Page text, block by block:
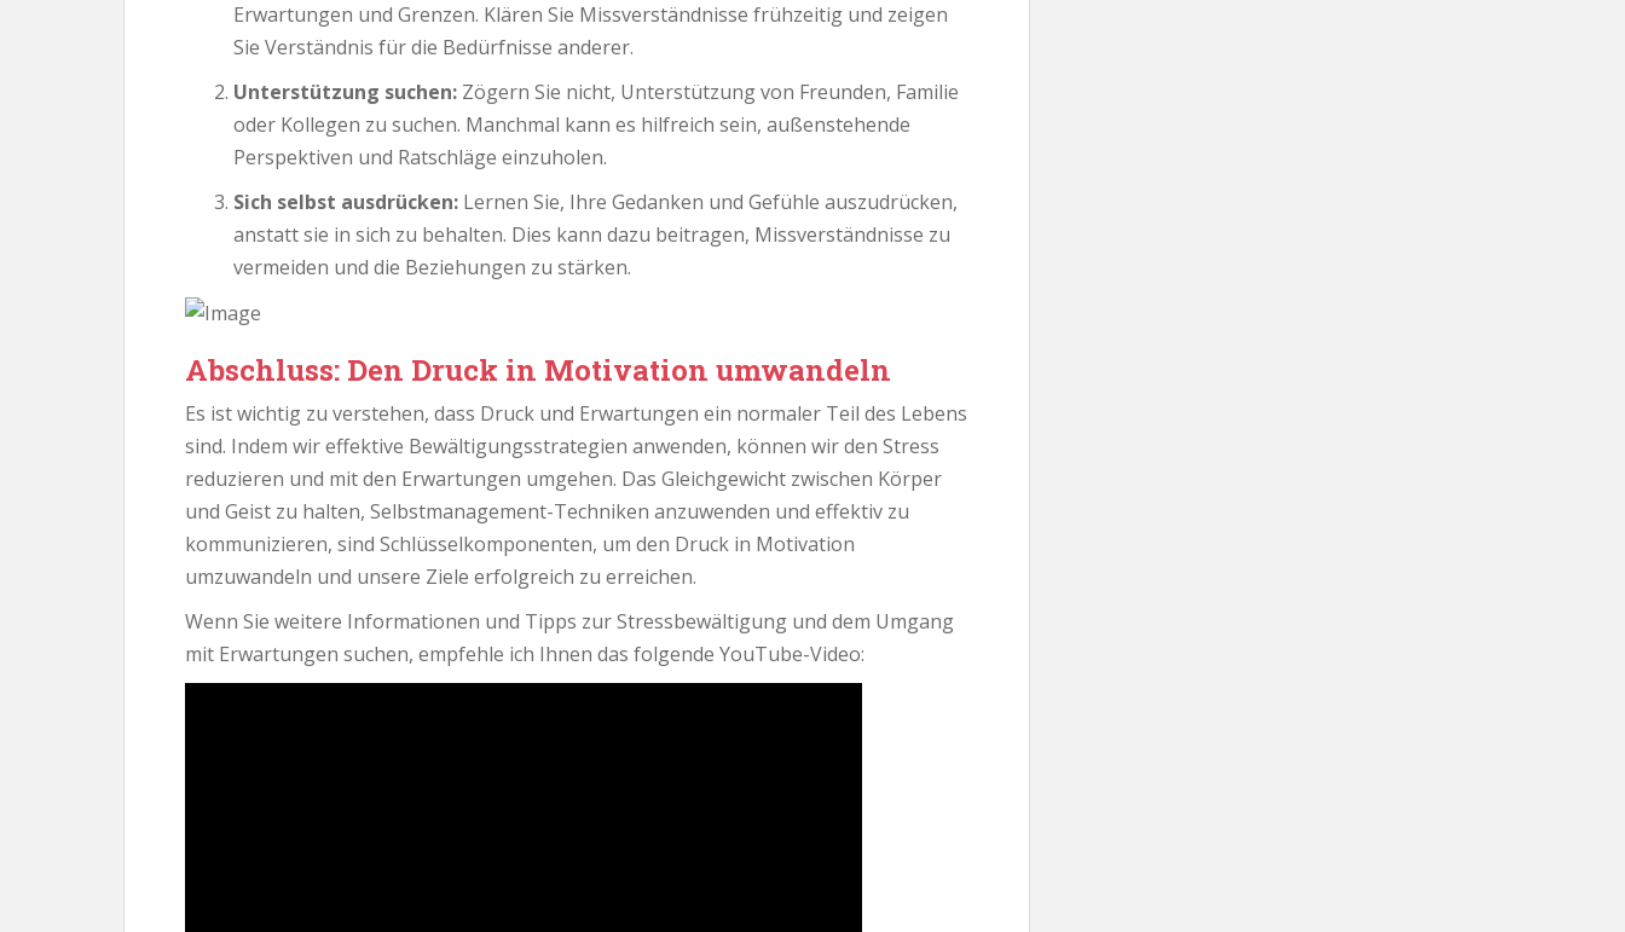
Erwartungen und Grenzen. Klären Sie Missverständnisse frühzeitig und zeigen
Sie Verständnis für die Bedürfnisse anderer.
Unterstützung suchen: Zögern Sie nicht, Unterstützung von Freunden, Familie
oder Kollegen zu suchen. Manchmal kann es hilfreich sein, außenstehende
Perspektiven und Ratschläge einzuholen.
Sich selbst ausdrücken: Lernen Sie, Ihre Gedanken und Gefühle auszudrücken,
anstatt sie in sich zu behalten. Dies kann dazu beitragen, Missverständnisse zu
vermeiden und die Beziehungen zu stärken.
Abschluss: Den Druck in Motivation umwandeln
Es ist wichtig zu verstehen, dass Druck und Erwartungen ein normaler Teil des Lebens
sind. Indem wir effektive Bewältigungsstrategien anwenden, können wir den Stress
reduzieren und mit den Erwartungen umgehen. Das Gleichgewicht zwischen Körper
und Geist zu halten, Selbstmanagement-Techniken anzuwenden und effektiv zu
kommunizieren, sind Schlüsselkomponenten, um den Druck in Motivation
umzuwandeln und unsere Ziele erfolgreich zu erreichen.
Wenn Sie weitere Informationen und Tipps zur Stressbewältigung und dem Umgang
mit Erwartungen suchen, empfehle ich Ihnen das folgende YouTube-Video: